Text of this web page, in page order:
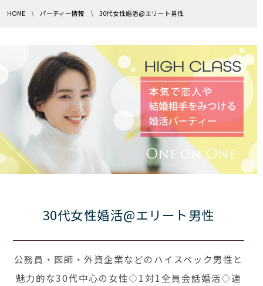
HOME パーティー情報 30代女性婚活@エリート男性
30代女性婚活@エリート男性
公務員・医師・外資企業などのハイスペック男性と
魅力的な30代中心の女性◇1対1全員会話婚活◇連